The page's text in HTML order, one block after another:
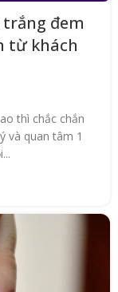
đem
từ khách
thì chắc chắn
và quan tâm 1